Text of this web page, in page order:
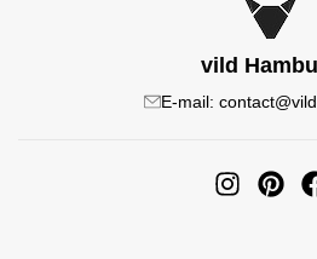
vild
E-mail: